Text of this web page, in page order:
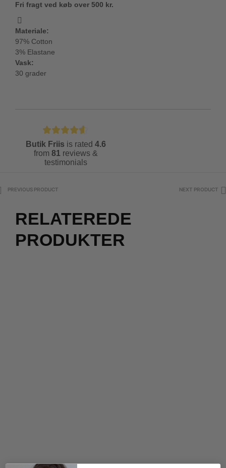
Fri fragt ved køb over 500 kr.
Materiale:
97% Cotton
3% Elastane
Vask:
30 grader
Butik Friis is rated 4.6
from 81 reviews &
testimonials
PREVIOUS PRODUCT NEXT PRODUCT
RELATEREDE
PRODUKTER